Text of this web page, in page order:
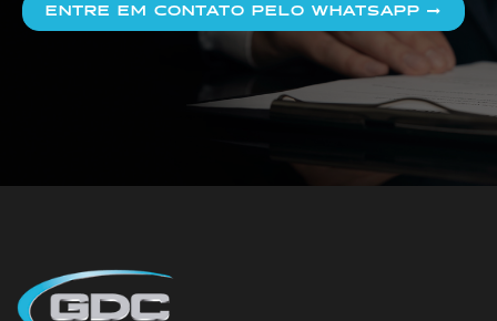
ENTRE EM CONTATO PELO WHATSAPP